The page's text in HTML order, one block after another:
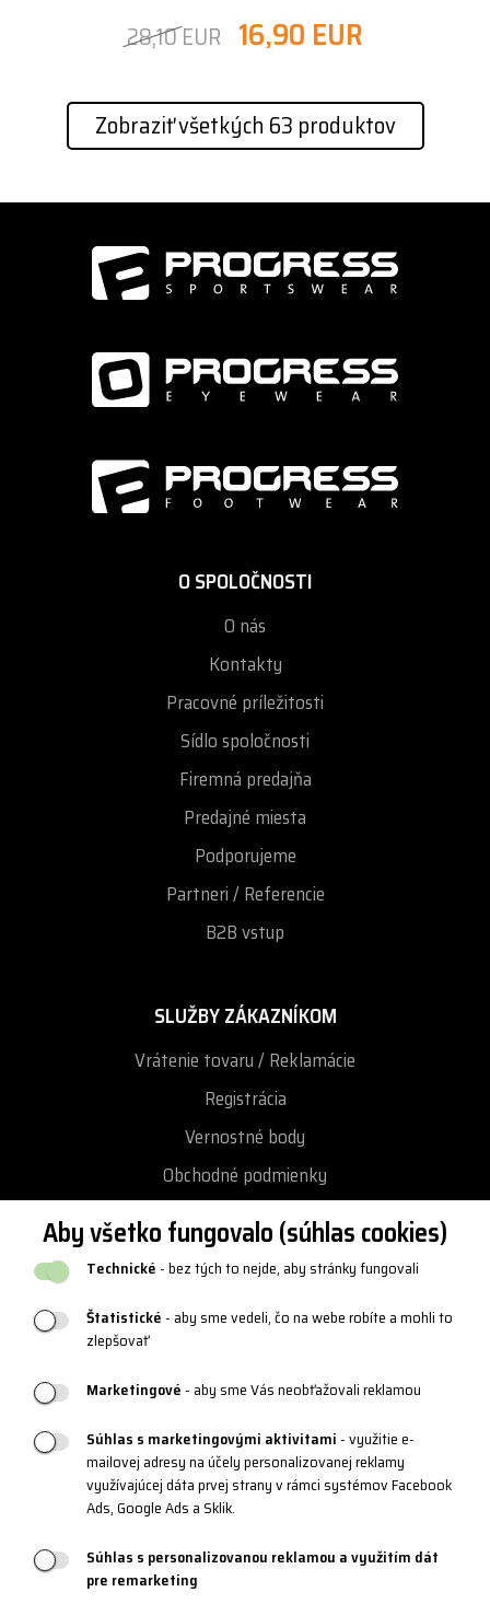
Aby všetko fungovalo (súhlas cookies)
Technické- bez tých to nejde, aby stránky fungovali
Štatistické- aby sme vedeli, čo na webe robíte a mohli to
zlepšovať
Marketingové- aby sme Vás neobťažovali reklamou
Súhlas s marketingovými aktivitami- využitie e-
mailovej adresy na účely personalizovanej reklamy
využívajúcej dáta prvej strany v rámci systémov Facebook
Ads, Google Ads a Sklik.
Súhlas s personalizovanou reklamou a využitím dát
pre remarketing
28,10 EUR 16,90 EUR
Zobraziť všetkých 63 produktov
O SPOLOČNOSTI
O nás
Kontakty
Pracovné príležitosti
Sídlo spoločnosti
Firemná predajňa
Predajné miesta
Podporujeme
Partneri / Referencie
B2B vstup
SLUŽBY ZÁKAZNÍKOM
Vrátenie tovaru / Reklamácie
Registrácia
Vernostné body
Obchodné podmienky
Ochrana osobných údajov
Vrátenie a výmena tovaru
Katalógy a logy
PRODUKTOVÁ PODPORA
Veľkostné tabuľky
Materiály a technológie